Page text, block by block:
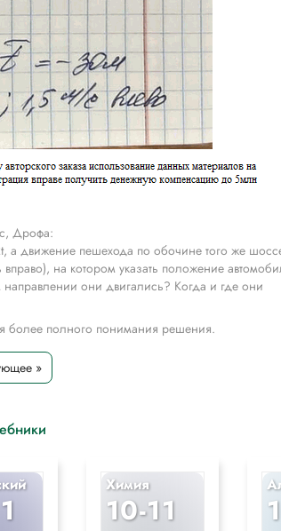
Дрофа:
а движение пешехода по обочине того же
на котором указать положение
они двигались? Когда и где они
более полного понимания решения.
»
Химия
10-11